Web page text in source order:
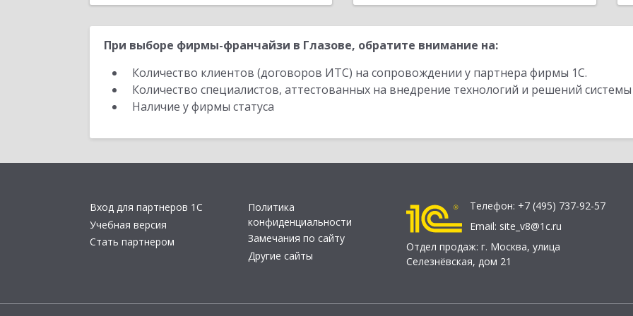
При выборе фирмы-франчайзи в Глазове, обратите внимание на:
Количество клиентов (договоров ИТС) на сопровождении у партнера фирмы 1С.
Количество специалистов, аттестованных на внедрение технологий и решений
Наличие у фирмы статуса
Вход для партнеров 1С
Учебная версия
Стать партнером
Политика
конфиденциальности
Замечания по сайту
Другие сайты
Телефон: +7 (495) 737-92-57
Email: site_v8@1c.ru
Отдел продаж: г. Москва, улица
Селезнёвская, дом 21